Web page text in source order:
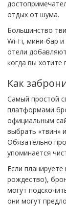
отдых от шума.
Большинство
Wi‑Fi, мини‑бар
отели
когда вы хотите
Как
Самый простой
платформами
официальным
выбрать «твин»
Обязательно
упоминается
Если планируете
рождество),
могут
они могут